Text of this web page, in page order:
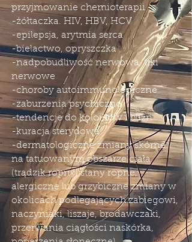
przyjmowanie chemioterapii
-żółtaczka. HIV, HBV, HCV
-epilepsja, arytmia serca
-bielactwo, opryszczka
-nadpobudliwość nerwowa, tiki
nerwowe
-choroby autoimmunologiczne
-zaburzenia psychiczne
-tendencje do koloidów i blizn
-kuracja sterydowa
-dermatologiczne zmiany skórne
na tatuowanym obszarze ciała
(trądzik ropny, stany ropne,
alergiczne lub grzybiczne zmiany w
okolicach podlegających zabiegowi,
naczyniaki, liszaje, brodawczaki,
przerwania ciągłości naskórka,